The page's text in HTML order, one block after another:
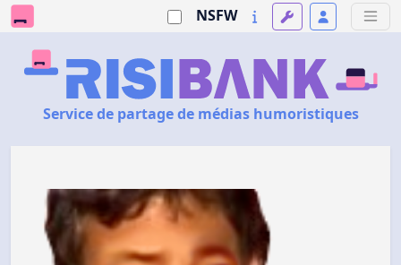
NSFW
Service de partage de médias humoristiques